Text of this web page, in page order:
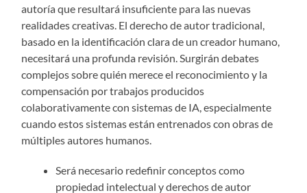
autoría que resultará insuficiente para las nuevas
realidades creativas. El derecho de autor tradicional,
basado en la identificación clara de un creador humano,
necesitará una profunda revisión. Surgirán debates
complejos sobre quién merece el reconocimiento y la
compensación por trabajos producidos
colaborativamente con sistemas de IA, especialmente
cuando estos sistemas están entrenados con obras de
múltiples autores humanos.
Será necesario redefinir conceptos como
propiedad intelectual y derechos de autor